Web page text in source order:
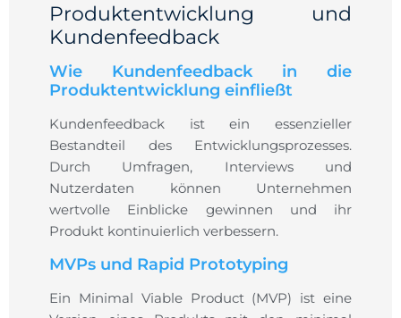
Produktentwicklung und
Kundenfeedback
Wie Kundenfeedback in die
Produktentwicklung einfließt
Kundenfeedback ist ein essenzieller
Bestandteil des Entwicklungsprozesses.
Durch Umfragen, Interviews und
Nutzerdaten können Unternehmen
wertvolle Einblicke gewinnen und ihr
Produkt kontinuierlich verbessern.
MVPs und Rapid Prototyping
Ein Minimal Viable Product (MVP) ist eine